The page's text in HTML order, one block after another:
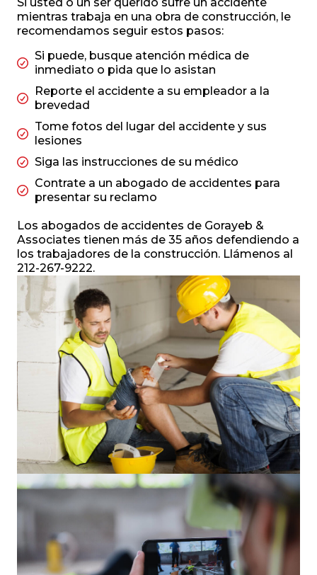
Si usted o un ser querido sufre un accidente
mientras trabaja en una obra de construcción, le
recomendamos seguir estos pasos:
Si puede, busque atención médica de
inmediato o pida que lo asistan
Reporte el accidente a su empleador a la
brevedad
Tome fotos del lugar del accidente y sus
lesiones
Siga las instrucciones de su médico
Contrate a un abogado de accidentes para
presentar su reclamo
Los abogados de accidentes de Gorayeb &
Associates tienen más de 35 años defendiendo a
los trabajadores de la construcción. Llámenos al
212-267-9222.